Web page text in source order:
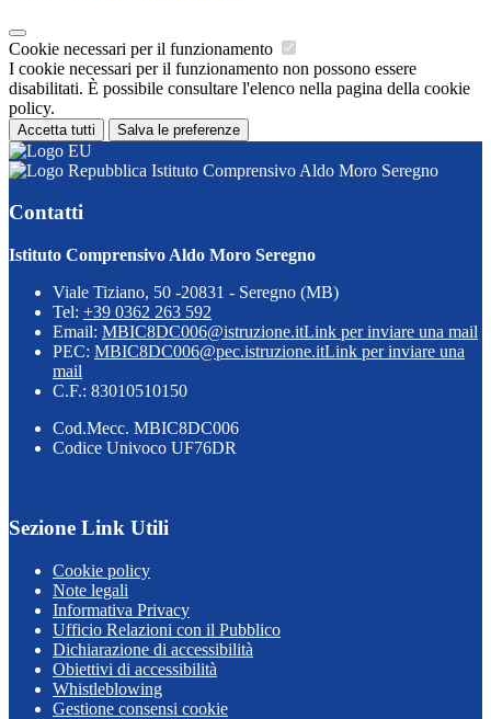
Cookie necessari per il funzionamento
I cookie necessari per il funzionamento non possono essere
disabilitati. È possibile consultare l'elenco nella pagina della cookie
policy.
Accetta tutti Salva le preferenze
Istituto Comprensivo Aldo Moro Seregno
Contatti
Istituto Comprensivo Aldo Moro Seregno
Viale Tiziano, 50 -20831 - Seregno (MB)
Tel: +39 0362 263 592
Email: MBIC8DC006@istruzione.itLink per inviare una mail
PEC: MBIC8DC006@pec.istruzione.itLink per inviare una
mail
C.F.: 83010510150
Cod.Mecc. MBIC8DC006
Codice Univoco UF76DR
Sezione Link Utili
Cookie policy
Note legali
Informativa Privacy
Ufficio Relazioni con il Pubblico
Dichiarazione di accessibilità
Obiettivi di accessibilità
Whistleblowing
Gestione consensi cookie